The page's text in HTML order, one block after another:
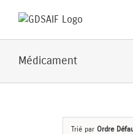
Médicament
Trié par Ordre